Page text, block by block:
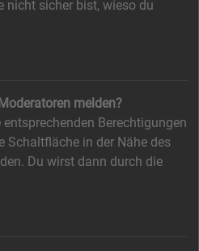
nicht sicher bist, wieso du
melden?
Berechtigungen
Schaltfläche in der Nähe des
Du wirst dann durch die